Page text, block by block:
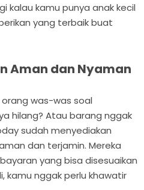
kalau kamu punya anak kecil
yang terbaik buat
Aman dan Nyaman
orang was-was soal
hilang? Atau barang nggak
sudah menyediakan
dan terjamin. Mereka
yang bisa disesuaikan
kamu nggak perlu khawatir